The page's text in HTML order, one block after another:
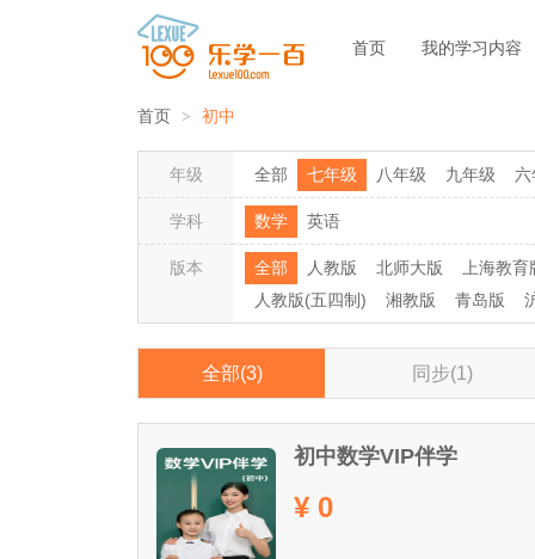
首页 我的学习内容
首页 初中
年级 全部 七年级 八年级 九年级 六
学科 数学 英语
版本 全部 人教版 北师大版
上海教育
人教版(五四制)
湘教版 青岛版
全部(3) 同步(1)
初中数学VIP伴学
¥ 0